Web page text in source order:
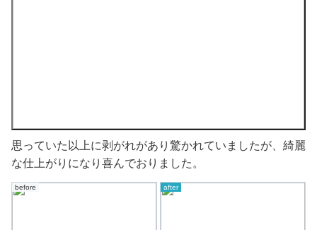
思っていた以上に剥がれがあり驚かれていましたが、綺麗
な仕上がりになり喜んでおりました。
before after